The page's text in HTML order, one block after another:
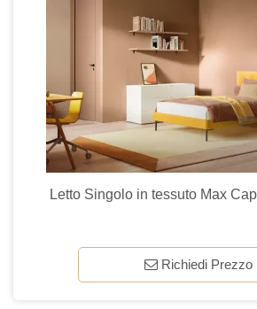
Letto Singolo in tessuto Max
Richiedi Prezzo